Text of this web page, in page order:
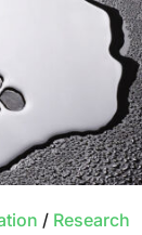
/ Research